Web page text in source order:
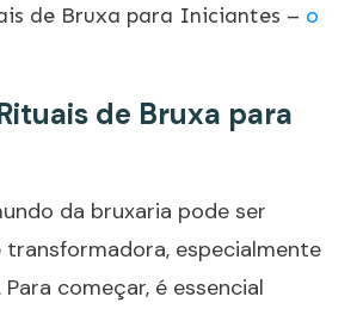
de Bruxa para Iniciantes – o
de Bruxa para
da bruxaria pode ser
especialmente
começar, é essencial